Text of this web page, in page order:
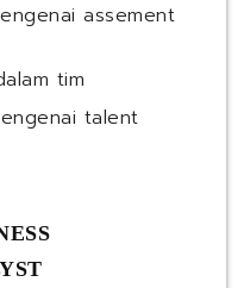
assement
tim
talent